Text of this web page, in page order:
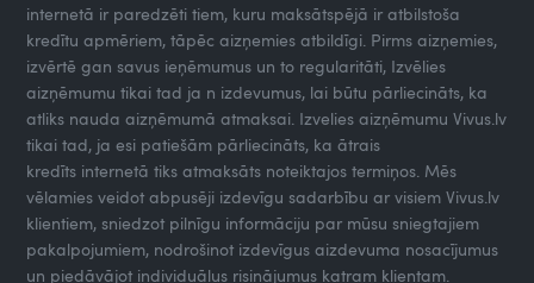
internetā ir paredzēti tiem, kuru maksātspējā ir atbilstoša
kredītu apmēriem, tāpēc aizņemies atbildīgi. Pirms aizņemies,
izvērtē gan savus ieņēmumus un to regularitāti, Izvēlies
aizņēmumu tikai tad ja n izdevumus, lai būtu pārliecināts, ka
atliks nauda aizņēmumā atmaksai. Izvelies aizņēmumu Vivus.lv
tikai tad, ja esi patiešām pārliecināts, ka ātrais
kredīts internetā tiks atmaksāts noteiktajos termiņos. Mēs
vēlamies veidot abpusēji izdevīgu sadarbību ar visiem Vivus.lv
klientiem, sniedzot pilnīgu informāciju par mūsu sniegtajiem
pakalpojumiem, nodrošinot izdevīgus aizdevuma nosacījumus
un piedāvājot individuālus risinājumus katram klientam.